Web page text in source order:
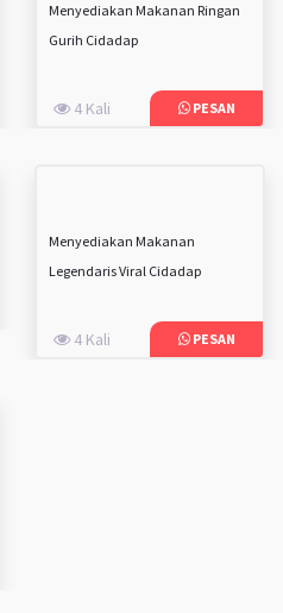
Menyediakan Makanan Ringan
Gurih Cidadap
4 Kali PESAN
Menyediakan Makanan
Legendaris Viral Cidadap
4 Kali PESAN